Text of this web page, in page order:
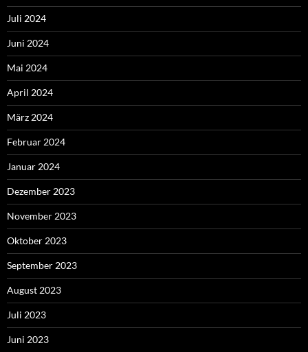
Juli 2024
Juni 2024
Mai 2024
April 2024
März 2024
Februar 2024
Januar 2024
Dezember 2023
November 2023
Oktober 2023
September 2023
August 2023
Juli 2023
Juni 2023